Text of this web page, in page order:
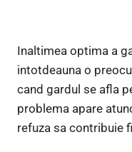
Inaltimea optima a
intotdeauna o
cand gardul se afla
problema apare
refuza sa contribuie